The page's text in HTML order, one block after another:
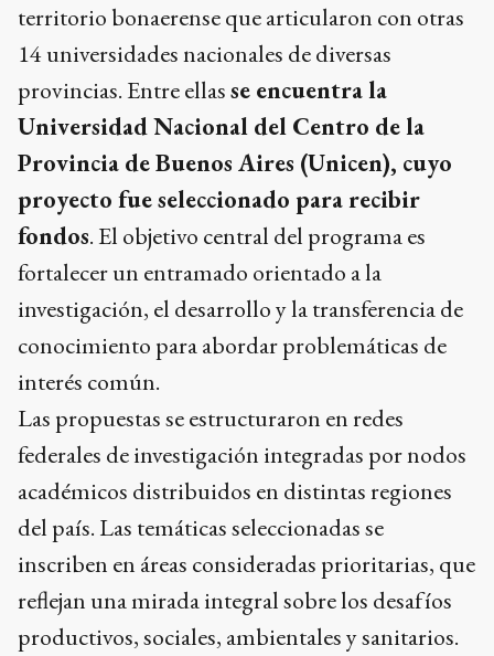
territorio bonaerense que articularon con otras
14 universidades nacionales de diversas
provincias. Entre ellasse encuentra la
Universidad Nacional del Centro de la
Provincia de Buenos Aires (Unicen), cuyo
proyecto fue seleccionado para recibir
fondos. El objetivo central del programa es
fortalecer un entramado orientado a la
investigación, el desarrollo y la transferencia de
conocimiento para abordar problemáticas de
interés común.
Las propuestas se estructuraron en redes
federales de investigación integradas por nodos
académicos distribuidos en distintas regiones
del país. Las temáticas seleccionadas se
inscriben en áreas consideradas prioritarias, que
reflejan una mirada integral sobre los desafíos
productivos, sociales, ambientales y sanitarios.